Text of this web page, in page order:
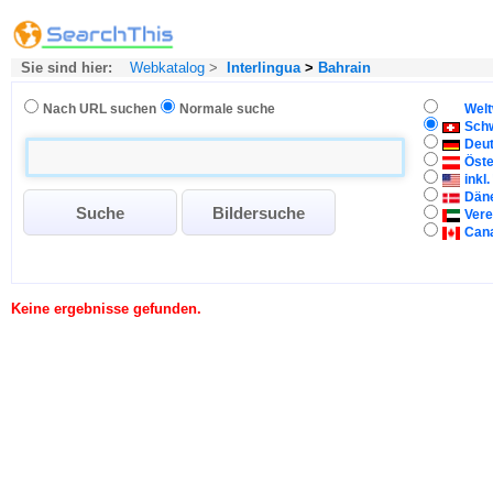
Sie sind hier: Webkatalog > Interlingua> Bahrain
Nach URL suchen Normale suche
inkl.
Keine ergebnisse gefunden.